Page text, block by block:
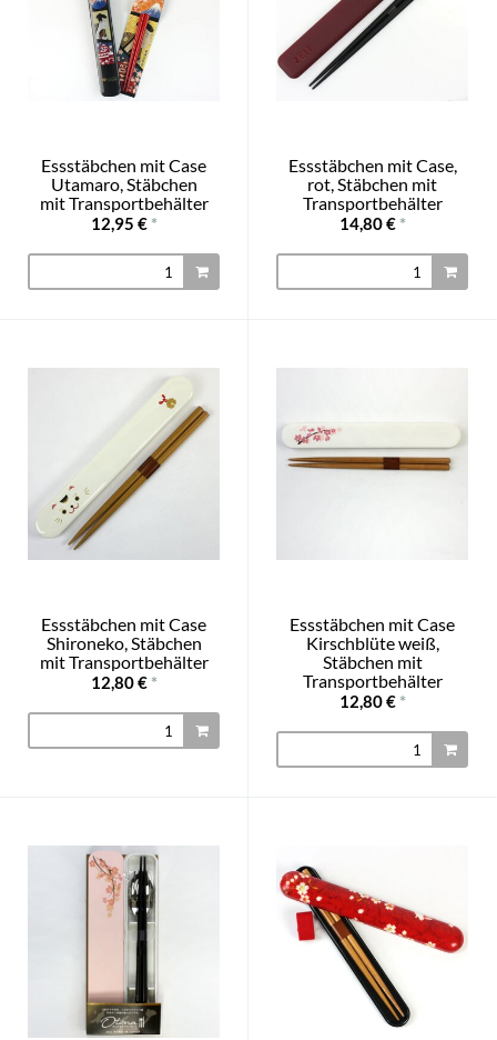
Essstäbchen mit Case
Utamaro, Stäbchen
mit Transportbehälter
12,95 € *
Essstäbchen mit Case,
rot, Stäbchen mit
Transportbehälter
14,80 € *
Essstäbchen mit Case
Shironeko, Stäbchen
mit Transportbehälter
12,80 € *
Essstäbchen mit Case
Kirschblüte weiß,
Stäbchen mit
Transportbehälter
12,80 € *